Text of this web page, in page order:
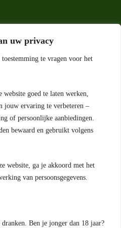
uw privacy
te vragen voor het
goed te laten werken,
jouw ervaring te verbeteren –
of persoonlijke aanbiedingen.
bewaard en gebruikt volgens
website, ga je akkoord met het
van persoonsgegevens.
Ben je jonger dan 18 jaar?